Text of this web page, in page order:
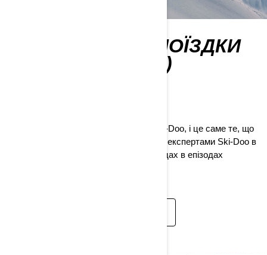
RAD RIDES (С) (ПОЇЗДКИ
НА СНІГОХОДАХ)
Це те, заради чого живуть райдери Ski-Doo, і це саме те, що
вони отримують. Слідкуйте за нашими експертами Ski-Doo в
їхніх найепічніших пригодах на снігоходах в епізодах